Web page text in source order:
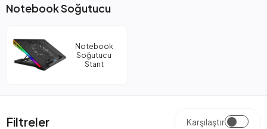
Notebook Soğutucu
Notebook
Soğutucu
Stant
Filtreler Karşılaştır